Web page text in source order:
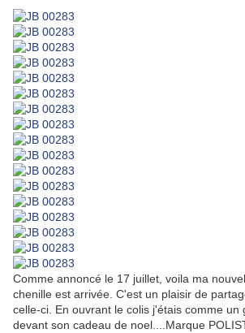
Comme annoncé le 17 juillet, voila ma
chenille est arrivée. C'est un plaisir de
celle-ci. En ouvrant le colis j'étais comme un
devant son cadeau de noel....Marque